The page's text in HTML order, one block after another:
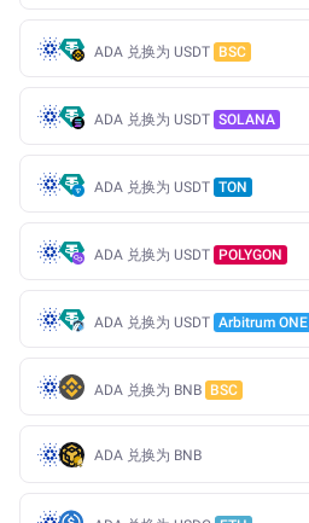
ADA 兑换为 USDT BSC
ADA 兑换为 USDT SOLANA
ADA 兑换为 USDT TON
ADA 兑换为 USDT POLYGON
ADA 兑换为 USDT Arbitrum ONE
ADA 兑换为 BNB BSC
ADA 兑换为 BNB